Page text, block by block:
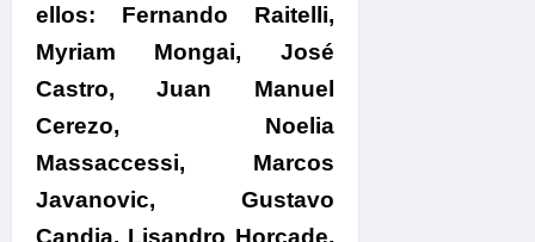
ellos: Fernando Raitelli,
Myriam Mongai, José
Castro, Juan Manuel
Cerezo, Noelia
Massaccessi, Marcos
Javanovic, Gustavo
Candia, Lisandro Horcade,